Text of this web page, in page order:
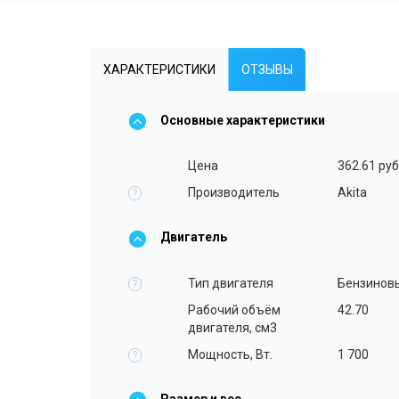
ХАРАКТЕРИСТИКИ ОТЗЫВЫ
Основные характеристики
Цена 362.61
? Производитель Akita
Двигатель
? Тип двигателя
Рабочий объём
двигателя, см3
42.70
? Мощность, Вт. 1 700